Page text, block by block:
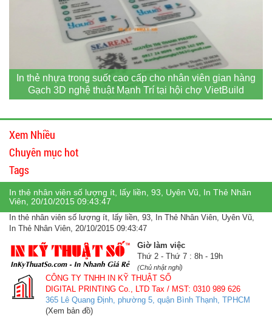
In thẻ nhựa trong suốt cao cấp cho nhân viên gian hàng
Gạch 3D nghệ thuật Mạnh Trí tại hội chợ VietBuild
Xem Nhiều
Chuyên mục hot
Tags
In thẻ nhân viên số lượng ít, lấy liền, 93, Uyên Vũ, In Thẻ Nhân
Viên, 20/10/2015 09:43:47
In thẻ nhân viên số lượng ít, lấy liền, 93, In Thẻ Nhân Viên, Uyên Vũ,
In Thẻ Nhân Viên, 20/10/2015 09:43:47
Giờ làm việc
Thứ 2 - Thứ 7 : 8h - 19h
(Chủ nhật nghỉ)
CÔNG TY TNHH IN KỸ THUẬT SỐ
DIGITAL PRINTING Co., LTD Tax / MST: 0310 989 626
365 Lê Quang Định, phường 5, quận Bình Thạnh, TPHCM
(Xem bản đồ)